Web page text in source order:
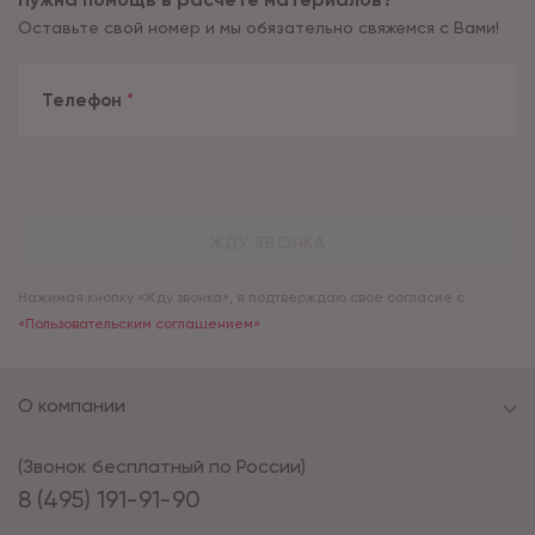
Оставьте свой номер и мы обязательно свяжемся с Вами!
Телефон *
Нажимая кнопку «Жду звонка», я подтверждаю свое согласие с
«Пользовательским соглашением»
8 (495) 191-91-90
(Звонок бесплатный по России)
О компании